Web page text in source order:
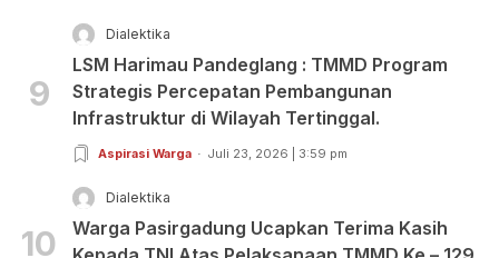
9
Dialektika
LSM Harimau Pandeglang : TMMD Program
Strategis Percepatan Pembangunan
Infrastruktur di Wilayah Tertinggal.
Aspirasi Warga Juli 23, 2026 | 3:59 pm
10
Dialektika
Warga Pasirgadung Ucapkan Terima Kasih